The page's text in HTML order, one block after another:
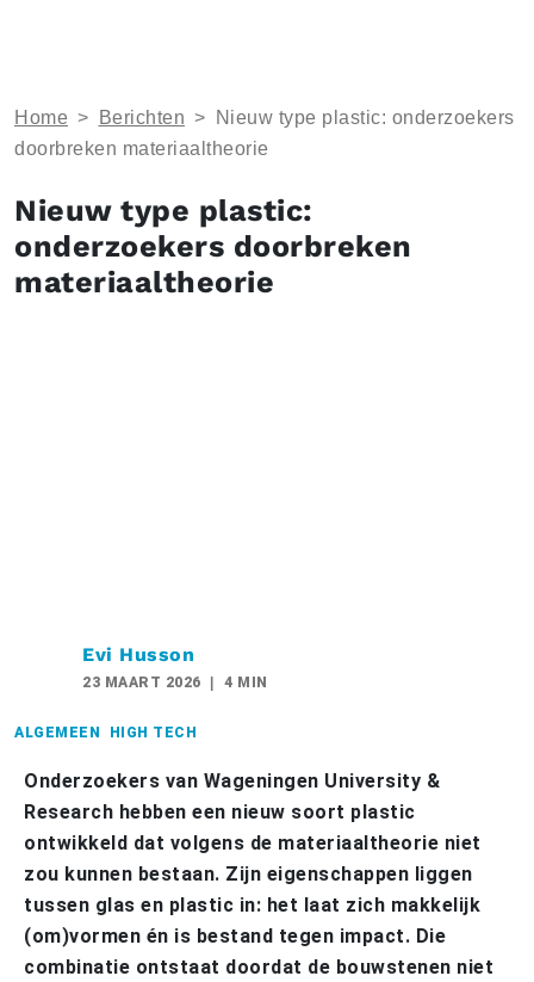
Home > Berichten >
Nieuw type plastic: onderzoekers
doorbreken materiaaltheorie
Nieuw type plastic:
onderzoekers doorbreken
materiaaltheorie
Evi Husson
23 MAART 2026 4 MIN
ALGEMEEN HIGH TECH
Onderzoekers van Wageningen University &
Research hebben een nieuw soort plastic
ontwikkeld dat volgens de materiaaltheorie niet
zou kunnen bestaan. Zijn eigenschappen liggen
tussen glas en plastic in: het laat zich makkelijk
(om)vormen én is bestand tegen impact. Die
combinatie ontstaat doordat de bouwstenen niet